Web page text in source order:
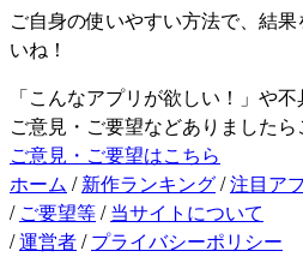
ご自身の使いやすい方法で、結
いね！
「こんなアプリが欲しい！」や
ご意見・ご要望などありましたら
ご意見・ご要望はこちら
ホーム / 新作ランキング/注目ア
/ ご要望等/ 当サイトについて
/運営者/ プライバシーポリシー